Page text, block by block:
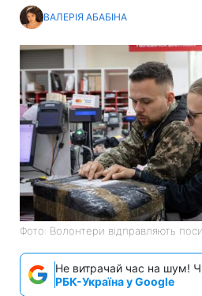
ВАЛЕРІЯ АБАБІНА
Фото: Волонтери відправляють
Не витрачай час на шум!
РБК-Україна у Google